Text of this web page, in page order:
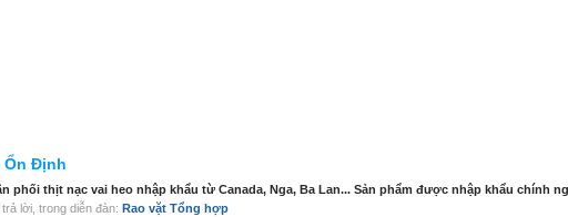
Ổn Định
phối thịt nạc vai heo nhập khẩu từ Canada, Nga, Ba Lan... Sản phẩm được nhập khẩu chính
trả lời, trong diễn đàn: Rao vặt Tổng hợp